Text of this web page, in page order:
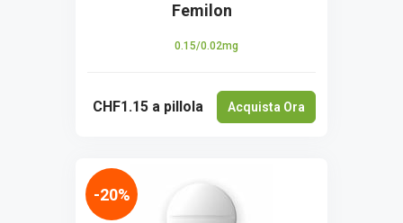
Femilon
0.15/0.02mg
CHF1.15 a pillola Acquista Ora
-20%